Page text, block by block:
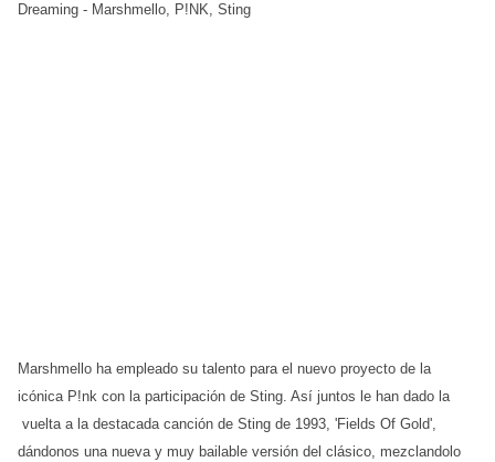
Dreaming - Marshmello, P!NK, Sting
Marshmello ha empleado su talento para el nuevo proyecto de la
icónica P!nk con la participación de Sting. Así juntos le han dado la
vuelta a la destacada canción de Sting de 1993, 'Fields Of Gold',
dándonos una nueva y muy bailable versión del clásico, mezclandolo